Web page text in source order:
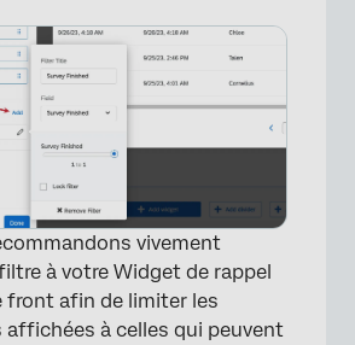
×
vivement
à votre Widget de rappel
front afin de limiter les
à celles qui peuvent